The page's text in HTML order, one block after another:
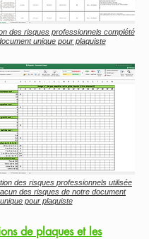
des risques professionnels complété
unique pour plaquiste
des risques professionnels utilisée
des risques de notre document
unique pour plaquiste
de plaques et les